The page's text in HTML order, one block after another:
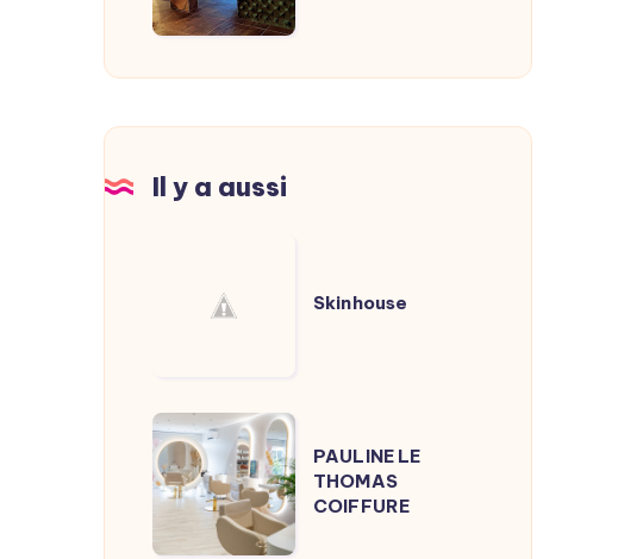
Il y a aussi
Skinhouse
PAULINE
LE
THOMAS
COIFFURE
PAULINE LE
THOMAS
COIFFURE